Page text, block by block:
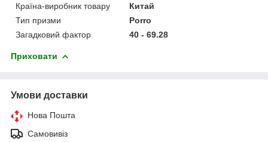
Країна-виробник товару
Китай
Тип призми
Porro
Загадковий фактор
40 - 69.28
Приховати
Умови доставки
Нова Пошта
Самовивіз